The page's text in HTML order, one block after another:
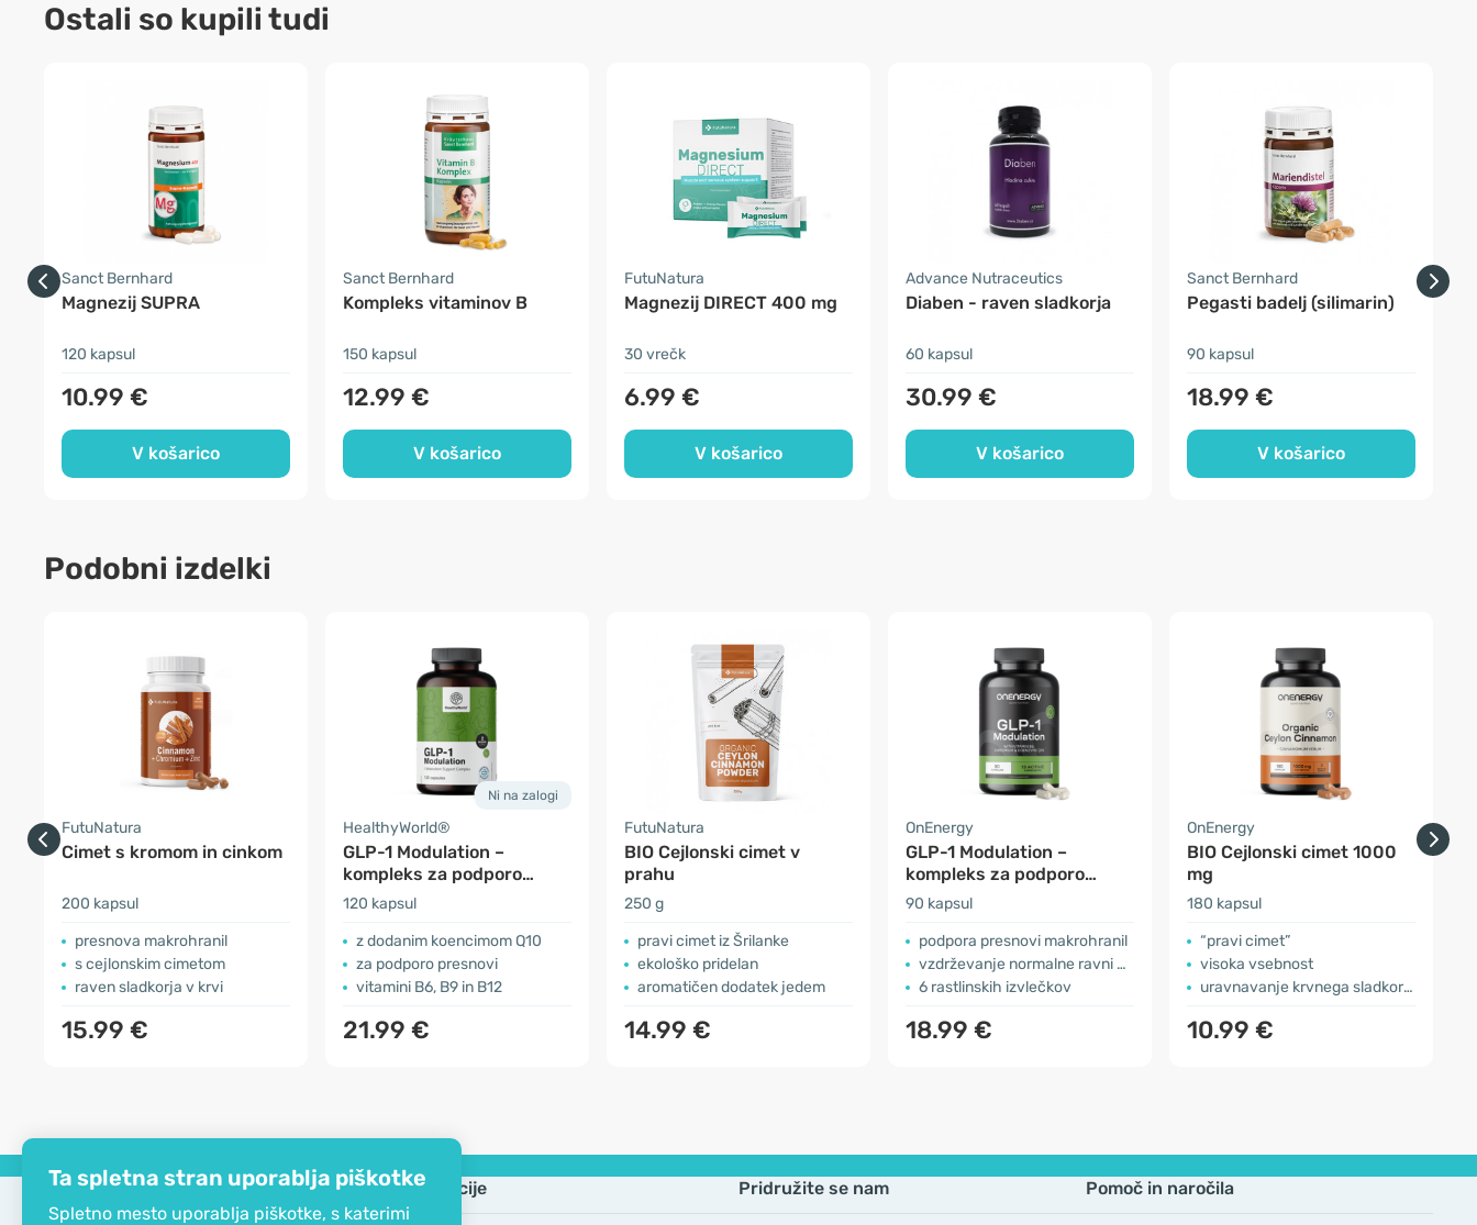
Ta spletna stran uporablja piškotke
Spletno mesto uporablja piškotke, s katerimi
Ostali so kupili tudi
Sanct Bernhard
Magnezij SUPRA
120 kapsul
10.99 €
V košarico
Sanct Bernhard
Kompleks vitaminov B
150 kapsul
12.99 €
V košarico
FutuNatura
Magnezij DIRECT 400 mg
30 vrečk
6.99 €
V košarico
Advance Nutraceutics
Diaben - raven sladkorja
60 kapsul
30.99 €
V košarico
Sanct Bernhard
Pegasti badelj (silimarin)
90 kapsul
18.99 €
V košarico
Podobni izdelki
FutuNatura
Cimet s kromom in cinkom
200 kapsul
presnova makrohranil
s cejlonskim cimetom
raven sladkorja v krvi
15.99 €
Ni na zalogi
HealthyWorld®
GLP-1 Modulation –
kompleks za podporo
metabolizmu
120 kapsul
z dodanim koencimom Q10
za podporo presnovi
vitamini B6, B9 in B12
21.99 €
FutuNatura
BIO Cejlonski cimet v
prahu
250 g
pravi cimet iz Šrilanke
ekološko pridelan
aromatičen dodatek jedem
14.99 €
OnEnergy
GLP-1 Modulation –
kompleks za podporo
metabolizmu
90 kapsul
podpora presnovi makrohranil
vzdrževanje normalne ravni glukoze v krvi
6 rastlinskih izvlečkov
18.99 €
OnEnergy
BIO Cejlonski cimet 1000
mg
180 kapsul
“pravi cimet”
visoka vsebnost
uravnavanje krvnega sladkorja
10.99 €
Podjetje Informacije Pridružite se nam Pomoč in naročila